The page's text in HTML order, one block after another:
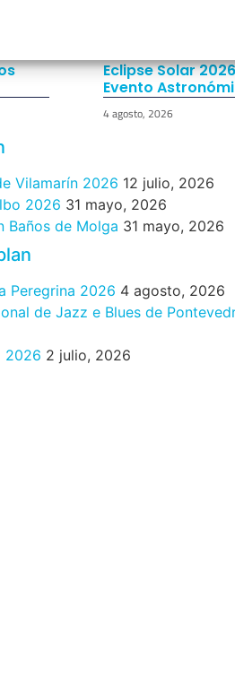
Eclipse Solar
Evento
4 agosto, 2026
Vilamarín 2026 12 julio, 2026
2026 31 mayo, 2026
Baños de Molga 31 mayo, 2026
Peregrina 2026 4 agosto, 2026
de Jazz e Blues de
2026 2 julio, 2026